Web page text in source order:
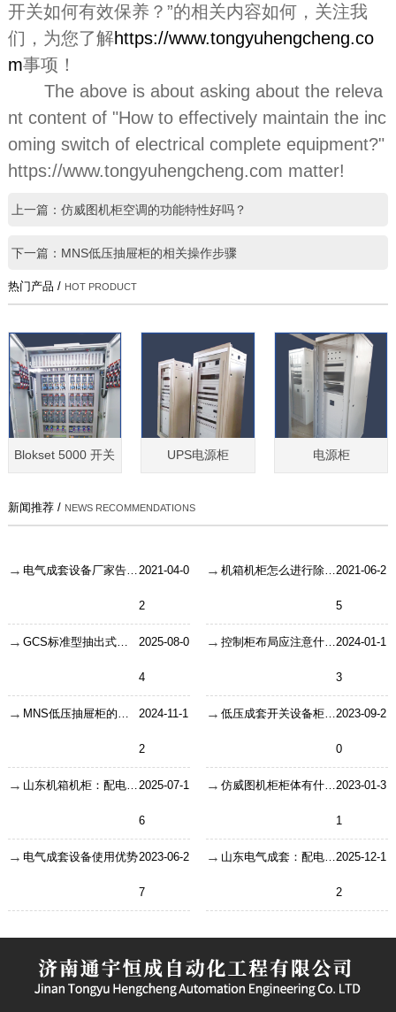
开关如何有效保养？”的相关内容如何，关注我
们，为您了解https://www.tongyuhengcheng.co
m事项！
The above is about asking about the releva
nt content of "How to effectively maintain the inc
oming switch of electrical complete equipment?"
https://www.tongyuhengcheng.com matter!
上一篇：仿威图机柜空调的功能特性好吗？
下一篇：MNS低压抽屉柜的相关操作步骤
热门产品 / HOT PRODUCT
Blokset 5000 开关 UPS电源柜 电源柜
新闻推荐 / NEWS RECOMMENDATIONS
电气成套设备厂家告诉你电气设备的维护问题！2021-04-0
2
机箱机柜怎么进行除锈工作？2021-06-2
5
GCS标准型抽出式开关柜柜体日常保养有哪些？ 2025-08-0
4
控制柜布局应注意什么要点？2024-01-1
3
MNS低压抽屉柜的常见故障 2024-11-1
2
低压成套开关设备柜体装配工艺要求2023-09-2
0
山东机箱机柜：配电箱的额定功率相关解析2025-07-1
6
仿威图机柜柜体有什么作用2023-01-3
1
电气成套设备使用优势2023-06-2
7
山东电气成套：配电箱、开关柜、控制箱与配电柜核心区别详解2025-12-1
2